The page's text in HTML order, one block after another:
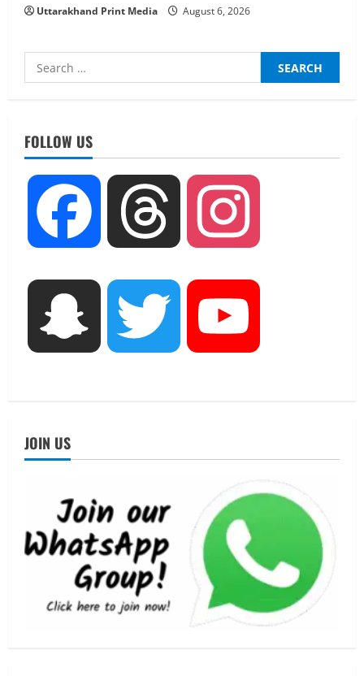
Uttarakhand Print Media August 6, 2026
Search
for:
FOLLOW US
Facebook Threads
Snapchat Twitter
JOIN US
August 7, 2026
UTTARAKHAND NEWS
जिलाधिकारी/जिला निर्वाचन अधिकारी ने
सहसपुर विधानसभा क्षेत्र के पोलिंग बूथों का
August 6, 2026
UTTARAKHAND NEWS
तीलू रौतेली पुरस्कार के लिए 13 वीरांगनाओं का
चयन : रेखा आर्या
1
UTTARAKHAND NEWS
धामी कैबिनेट ने लिए कई महत्वपूर्ण निर्णय, अब
सामान्य वर्ग के पशुपालकों को भी गाय एवं भैंस
खरीद पर मिलेगा अनुदान, मजदूरी संहिता
नियमावली-2026 को मिली मंजूरी
August 7, 2026